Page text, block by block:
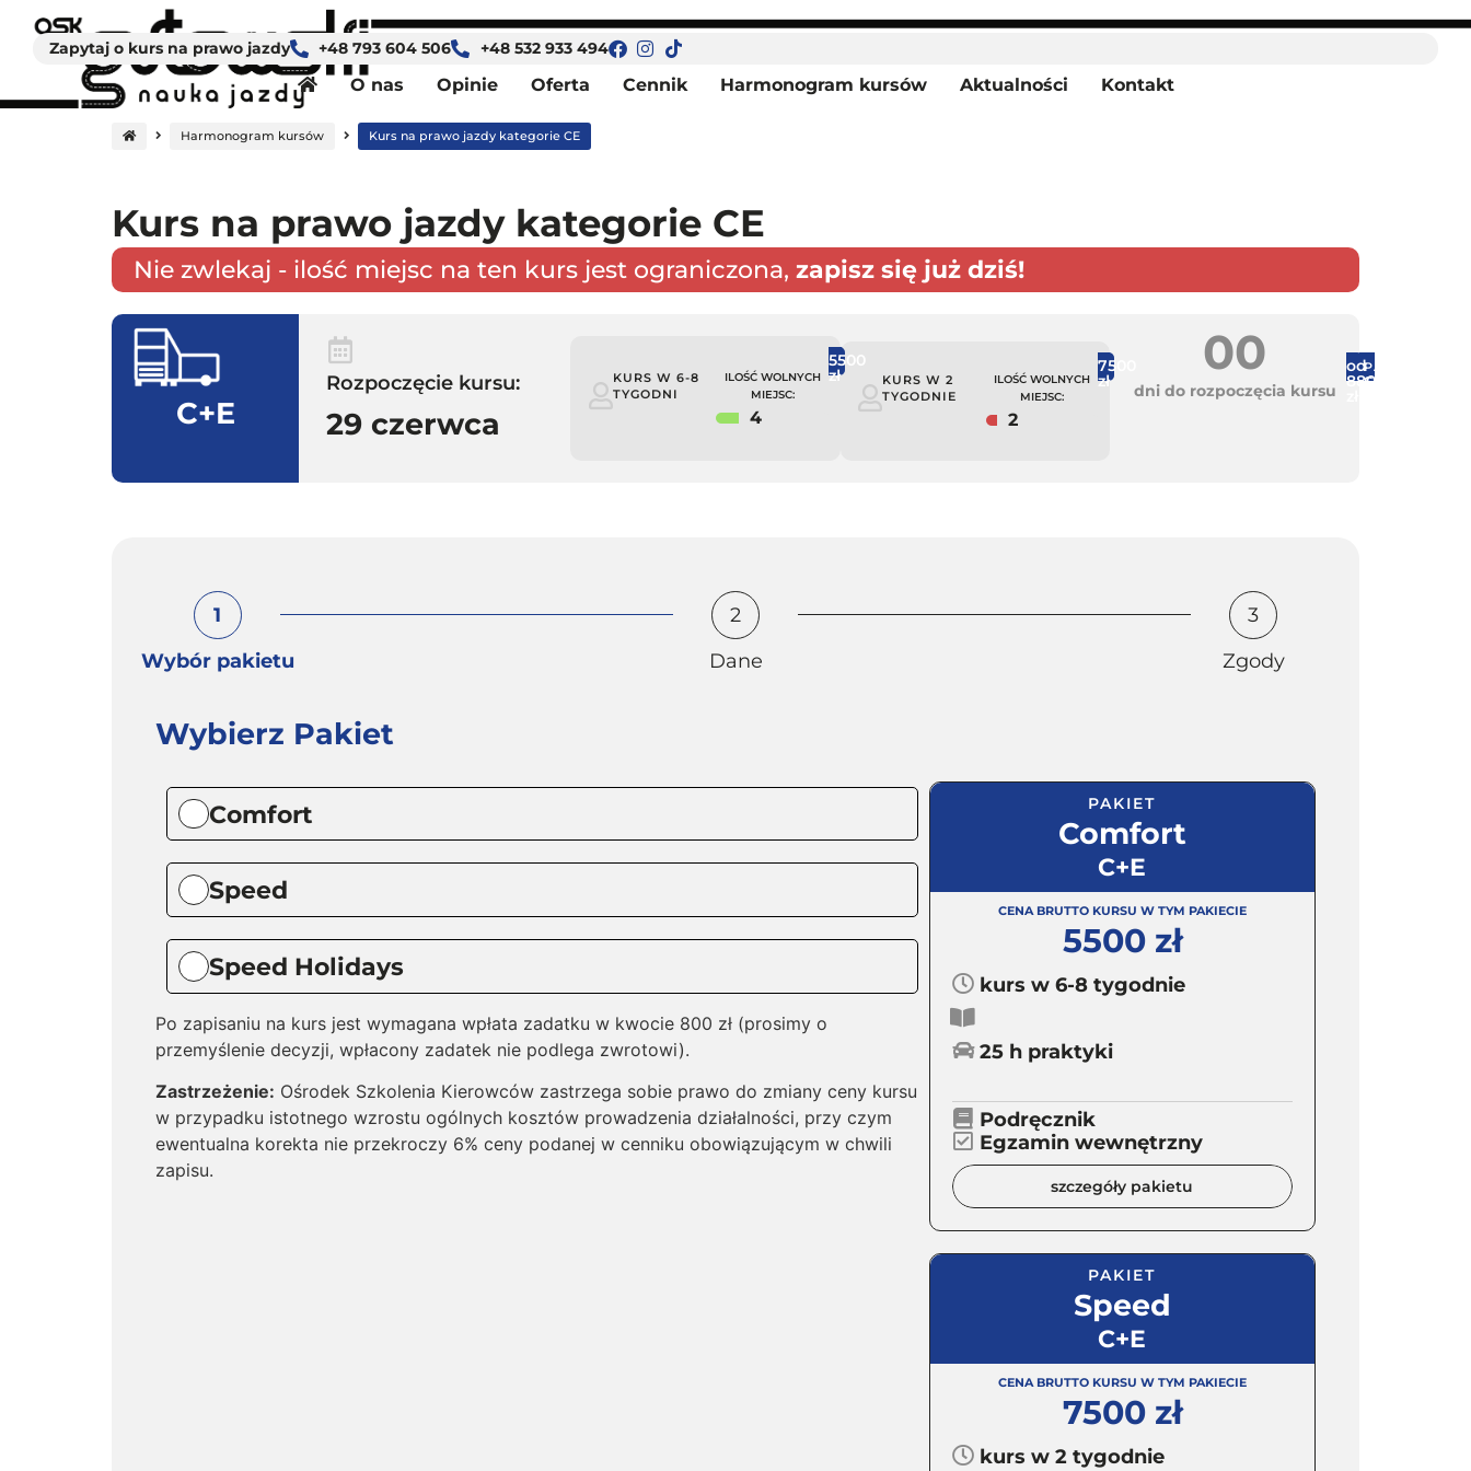
Zapytaj o kurs na prawo jazdy +48 793 604 506 +48 532 933 494
O nas Opinie Oferta Cennik Harmonogram kursów Aktualności Kontakt
Strona główna
Harmonogram kursów Kurs na prawo jazdy kategorie CE
Kurs na prawo jazdy kategorie CE
Nie zwlekaj - ilość miejsc na ten kurs jest ograniczona, zapisz się już dziś!
C+E
Rozpoczęcie kursu:
29 czerwca
KURS W 6-8
TYGODNI
ILOŚĆ WOLNYCH
MIEJSC:
4
PAKIET
Comfort
5500
zł
KURS W 2
TYGODNIE
ILOŚĆ WOLNYCH
MIEJSC:
2
Speed
7500
zł
PAKIET
Speed
od
8800
00
dni do rozpoczęcia kursu
1
Wybór pakietu
2
Dane
3
Zgody
Wybierz Pakiet
Comfort
Speed
Speed Holidays
Po zapisaniu na kurs jest wymagana wpłata zadatku w kwocie 800 zł (prosimy o
przemyślenie decyzji, wpłacony zadatek nie podlega zwrotowi).
Zastrzeżenie: Ośrodek Szkolenia Kierowców zastrzega sobie prawo do zmiany ceny kursu
w przypadku istotnego wzrostu ogólnych kosztów prowadzenia działalności, przy czym
ewentualna korekta nie przekroczy 6% ceny podanej w cenniku obowiązującym w chwili
zapisu.
PAKIET
Comfort
C+E
CENA BRUTTO KURSU W TYM PAKIECIE
5500 zł
kurs w 6-8 tygodnie
25 h praktyki
Podręcznik
Egzamin wewnętrzny
szczegóły pakietu
PAKIET
Speed
C+E
CENA BRUTTO KURSU W TYM PAKIECIE
7500 zł
kurs w 2 tygodnie